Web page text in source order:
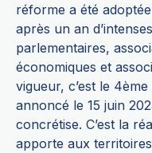
réforme a été
après un an
parlementaires,
économiques et
vigueur, c’est le
annoncé le 15 juin
concrétise. C’est la
apporte aux